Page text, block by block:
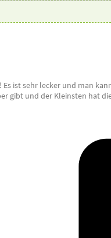
Es ist sehr lecker und man
gibt und der Kleinsten hat